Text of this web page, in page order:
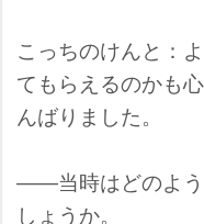
こっちのけんと：
てもらえるのかも
んばりました。
――当時はどのよう
しょうか。